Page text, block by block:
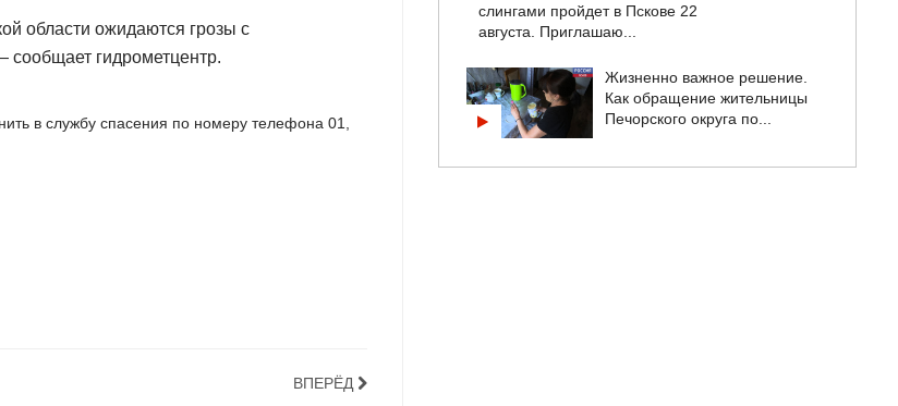
области ожидаются грозы с
сообщает гидрометцентр.
в службу спасения по номеру телефона 01,
ВПЕРЁД
слингами пройдет в Пскове 22
августа. Приглашаю...
Жизненно важное решение.
Как обращение жительницы
Печорского округа по...